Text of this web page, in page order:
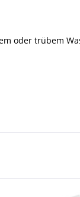
oder trübem